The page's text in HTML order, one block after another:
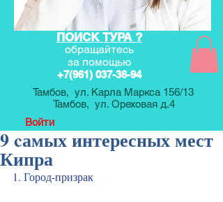
ПОИСК ТУРА ?
обращайтесь
за помощью
+7(961) 037-36-94
Тамбов, ул. Карла Маркса 156/13
Тамбов, ул. Ореховая д.4
Войти
9 cамых интересных мест
Кипра
1. Город‑призрак